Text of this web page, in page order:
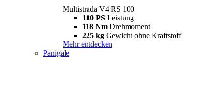
Multistrada V4 RS 100
180 PS Leistung
118 Nm Drehmoment
225 kg Gewicht ohne Kraftstoff
Mehr entdecken
Panigale